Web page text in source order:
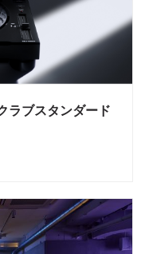
ブスタンダード